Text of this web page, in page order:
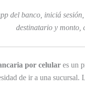
del banco, iniciá
destinatario y monto,
por celular es un
de ir a una